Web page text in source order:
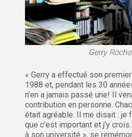
Gerry
« Gerry a effectué son
1988 et, pendant les 30
n’en a jamais passé une! Il
contribution en personne.
était agréable. Il me disait : je
que c’est important et j’y
à son université », se